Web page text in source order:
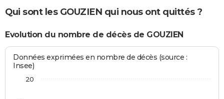
Qui sont les GOUZIEN qui nous ont quittés ?
Evolution du nombre de décès de GOUZIEN
Données exprimées en nombre de décès (source :
Insee)
20